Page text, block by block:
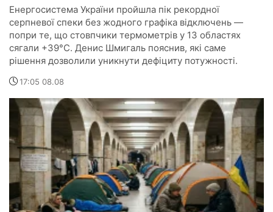
Енергосистема України пройшла пік рекордної
серпневої спеки без жодного графіка відключень —
попри те, що стовпчики термометрів у 13 областях
сягали +39°C. Денис Шмигаль пояснив, які саме
рішення дозволили уникнути дефіциту потужності.
17:05 08.08